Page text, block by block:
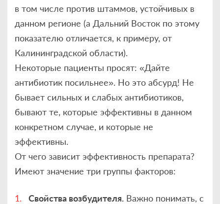
в том числе против штаммов, устойчивых в
данном регионе (а Дальний Восток по этому
показателю отличается, к примеру, от
Калининградской области).
Некоторые пациенты просят: «Дайте
антибиотик посильнее». Но это абсурд! Не
бывает сильных и слабых антибиотиков,
бывают те, которые эффективны в данном
конкретном случае, и которые не
эффективны.
От чего зависит эффективность препарата?
Имеют значение три группы факторов:
Свойства возбудителя.Важно понимать, с